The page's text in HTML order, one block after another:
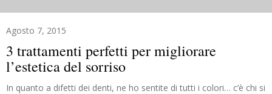
Agosto 7, 2015
3 trattamenti perfetti per migliorare
l’estetica del sorriso
In quanto a difetti dei denti, ne ho sentite di tutti i colori… c’è chi si